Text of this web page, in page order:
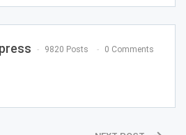
9820 Posts 0 Comments